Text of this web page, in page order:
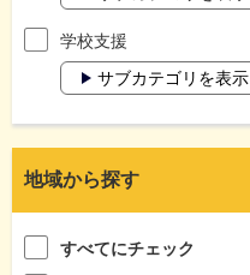
学校支援
サブカテゴリを表示
地域から探す
すべてにチェック